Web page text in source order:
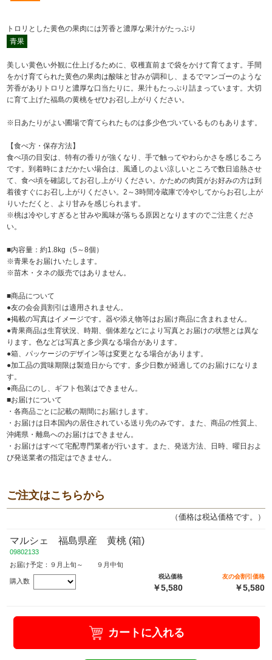
トロリとした黄色の果肉には芳香と濃厚な果汁がたっぷり
青果
美しい黄色い外観に仕上げるために、収穫直前まで袋をかけて育てます。手間
をかけ育てられた黄色の果肉は酸味と甘みが調和し、まるでマンゴーのような
芳香がありトロリと濃厚な口当たりに。果汁もたっぷり詰まっています。大切
に育て上げた福島の黄桃をぜひお召し上がりください。
※日あたりがよい圃場で育てられたものは多少色づいているものもあります。
【食べ方・保存方法】
食べ項の目安は、特有の香りが強くなり、手で触ってやわらかさを感じるころ
です。到着時にまだかたい場合は、風通しのよい涼しいところで数日追熱させ
て、食べ頃を確認してお召し上がりください。かための肉質がお好みの方は到
着後すぐにお召し上がりください。2～3時間冷蔵庫で冷やしてからお召し上が
りいただくと、より甘みを感じられます。
※桃は冷やしすぎると甘みや風味が落ちる原因となりますのでご注意くださ
い。
■内容量：約1.8kg（5～8個）
※青果をお届けいたします。
※苗木・タネの販売ではありません。
■商品について
●友の会会員割引は適用されません。
●掲載の写真はイメージです。器や添え物等はお届け商品に含まれません。
●青果商品は生育状況、時期、個体差などにより写真とお届けの状態とは異な
ります。色などは写真と多少異なる場合があります。
●箱、パッケージのデザイン等は変更となる場合があります。
●加工品の賞味期限は製造日からです。多少日数が経過してのお届けになりま
す。
●商品にのし、ギフト包装はできません。
■お届けについて
・各商品ごとに記載の期間にお届けします。
・お届けは日本国内の居住されている送り先のみです。また、商品の性質上、
沖縄県・離島へのお届けはできません。
・お届けはすべて宅配専門業者が行います。また、発送方法、日時、曜日およ
び発送業者の指定はできません。
ご注文はこちらから
（価格は税込価格です。）
マルシェ 福島県産 黄桃 (箱)
09802133
お届け予定：９月上旬～ ９月中旬
購入数
税込価格
￥5,580
友の会割引価格
￥5,580
カートに入れる